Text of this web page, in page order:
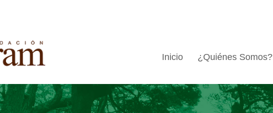
Inicio ¿Quiénes Somos?